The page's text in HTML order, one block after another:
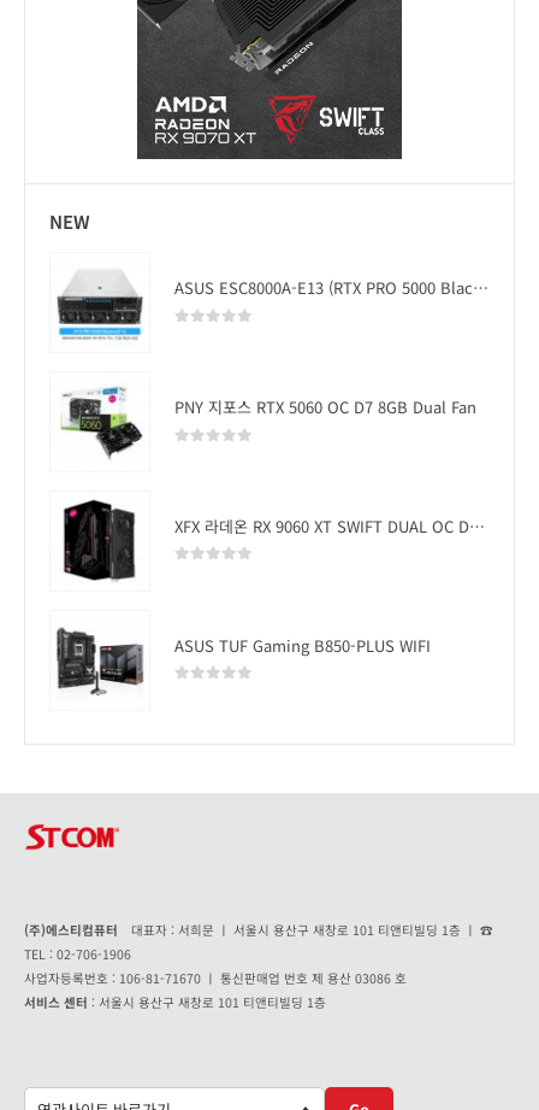
NEW
ASUS ESC8000A-E13 (RTX PRO 5000 Blackwell x2)
PNY 지포스 RTX 5060 OC D7 8GB Dual Fan
XFX 라데온 RX 9060 XT SWIFT DUAL OC D6 16GB
ASUS TUF Gaming B850-PLUS WIFI
(주)에스티컴퓨터 대표자 : 서희문 ㅣ 서울시 용산구 새창로 101 티앤티빌딩 1층 ㅣ ☎
TEL : 02-706-1906
사업자등록번호 : 106-81-71670 ㅣ 통신판매업 번호 제 용산 03086 호
서비스 센터 : 서울시 용산구 새창로 101 티앤티빌딩 1층